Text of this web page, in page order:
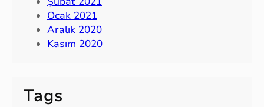
Ocak 2021
Aralık 2020
Kasım 2020
Tags